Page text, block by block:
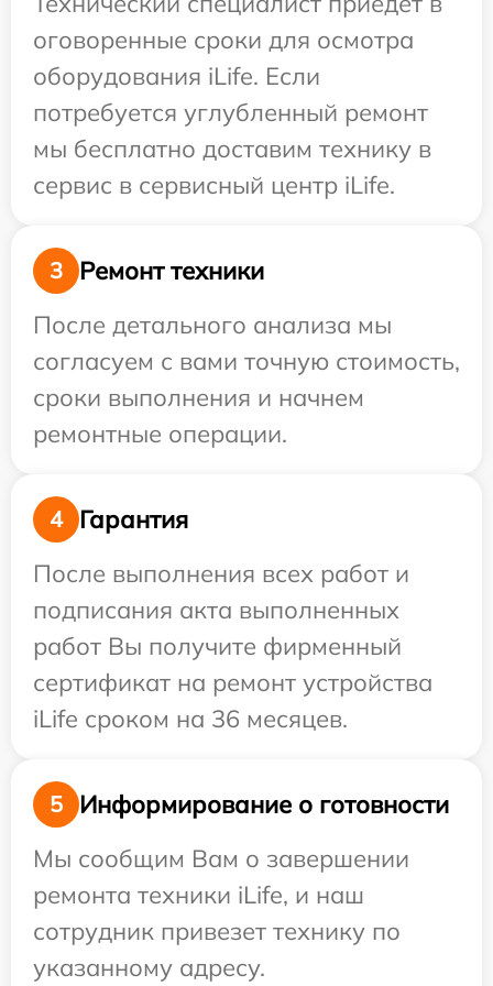
оговоренные сроки для осмотра
оборудования iLife. Если
потребуется углубленный ремонт
мы бесплатно доставим технику в
сервис в сервисный центр iLife.
3
Ремонт техники
После детального анализа мы
согласуем с вами точную стоимость,
сроки выполнения и начнем
ремонтные операции.
4
Гарантия
После выполнения всех работ и
подписания акта выполненных
работ Вы получите фирменный
сертификат на ремонт устройства
iLife сроком на 36 месяцев.
5
Информирование о готовности
Мы сообщим Вам о завершении
ремонта техники iLife, и наш
сотрудник привезет технику по
указанному адресу.